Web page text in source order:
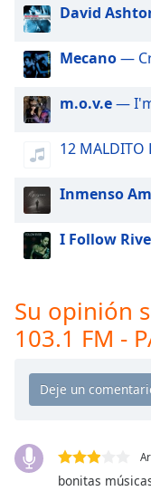
modal
window.
Beginning
dialog
Escape
cancel
and
close
Text
Color
Opacity
Background
Color
David
Mecano—
m.o.v.e—
12 MALDITO
Inmenso
I Follow
Su opinión
103.1 FM -
bonitas